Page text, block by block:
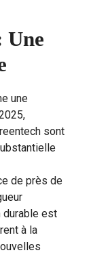
Une
une
sont
de près de
durable est
à la